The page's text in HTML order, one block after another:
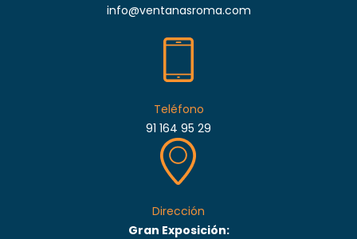
info@ventanasroma.com
Teléfono
91 164 95 29
Dirección
Gran Exposición: